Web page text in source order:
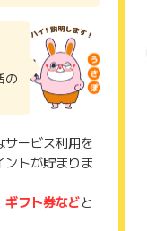
の
サービス利用を
ントが貯まりま
ギフト券などと